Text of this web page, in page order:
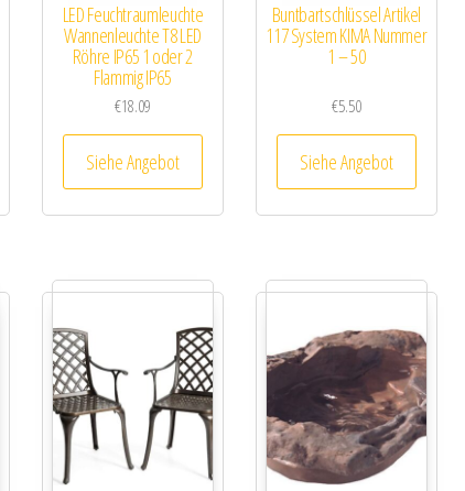
LED Feuchtraumleuchte
Wannenleuchte T8 LED
Röhre IP65 1 oder 2
Flammig IP65
€18.09
Siehe Angebot
Buntbartschlüssel Artikel
117 System KIMA Nummer
1 – 50
€5.50
Siehe Angebot